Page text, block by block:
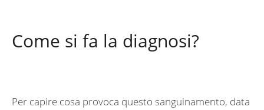
Come si fa la diagnosi?
Per capire cosa provoca questo sanguinamento, data